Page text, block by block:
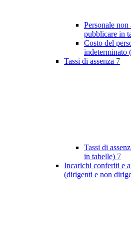
Personale
pubblicare in
Costo del
indeterminato
Tassi di assenza 7
Tassi di
in tabelle) 7
Incarichi conferiti e
(dirigenti e non